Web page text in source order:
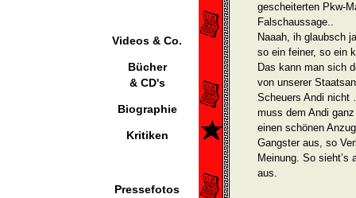
Videos & Co.
Bücher
& CD's
Biographie
Kritiken
Pressefotos
gescheiterten Pkw-
Falschaussage..
Naaah, ih glaubsch
so ein feiner, so ein
Das kann man sich
von unserer
Scheuers Andi nicht
muss dem Andi
einen schönen
Gangster aus, so
Meinung. So sieht’s
aus.